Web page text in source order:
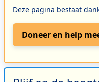
Deze pagina bestaat
Doneer en help